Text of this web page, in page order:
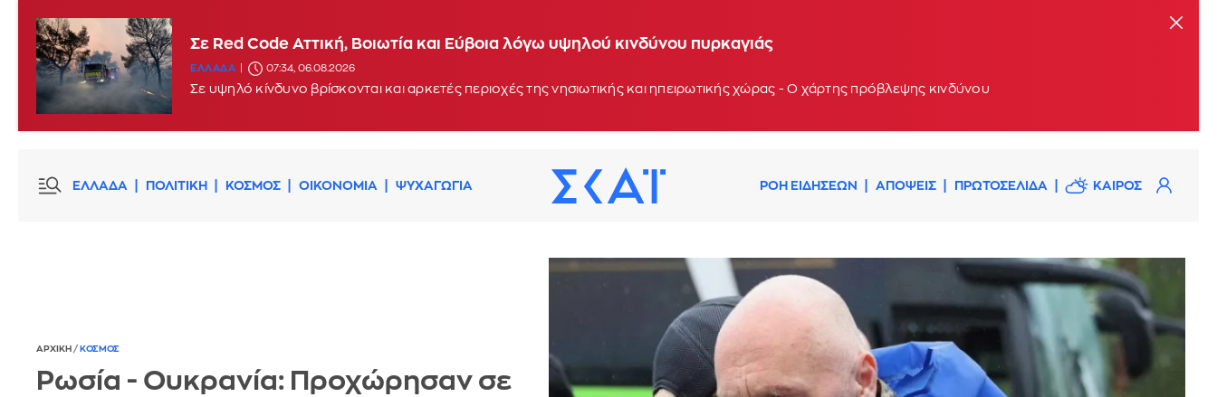
Σε Red Code Αττική, Βοιωτία και Εύβοια λόγω υψηλού κινδύνου πυρκαγιάς
ΕΛΛΑΔΑ 07:34, 06.08.2026
Σε υψηλό κίνδυνο βρίσκονται και αρκετές περιοχές της νησιωτικής και ηπειρωτικής χώρας - Ο χάρτης πρόβλεψης κινδύνου
ΕΛΛΑΔΑ ΠΟΛΙΤΙΚΗ ΚΟΣΜΟΣ ΟΙΚΟΝΟΜΙΑ ΨΥΧΑΓΩΓΙΑ ΡΟΗ ΕΙΔΗΣΕΩΝ ΑΠΟΨΕΙΣ ΠΡΩΤΟΣΕΛΙΔΑ ΚΑΙΡΟΣ
ΑΡΧΙΚΗ / ΚΟΣΜΟΣ
Ρωσία - Ουκρανία: Προχώρησαν σε